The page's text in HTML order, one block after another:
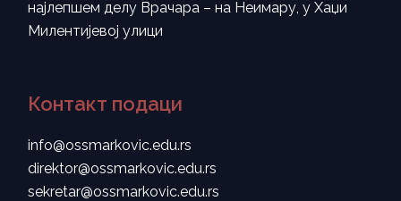
најлепшем делу Врачара – на Неимару, у Хаџи
Милентијевој улици
Контакт подаци
info@ossmarkovic.edu.rs
direktor@ossmarkovic.edu.rs
sekretar@ossmarkovic.edu.rs